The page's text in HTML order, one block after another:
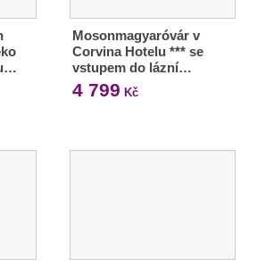
Mosonmagyaróvár v
Corvina Hotelu *** se
vstupem do lázní…
4 799 Kč